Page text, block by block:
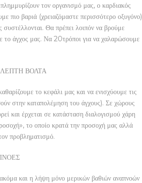
τον οργανισμό μας, ο καρδιακός
πιο βαριά (χρειαζόμαστε περισσότερο οξυγόνο)
συστέλλονται. Θα πρέπει λοιπόν να βρούμε
το άγχος μας. Να 20τρόποι για να χαλαρώσουμε
ΒΟΛΤΑ
το κεφάλι μας και να ενισχύουμε τις
στην καταπολέμηση του άγχους). Σε χώρους
και έρχεται σε κατάσταση διαλογισμού χάρη
το οποίο κρατά την προσοχή μας αλλά
προβληματισμό.
και η λήψη μόνο μερικών βαθιών αναπνοών